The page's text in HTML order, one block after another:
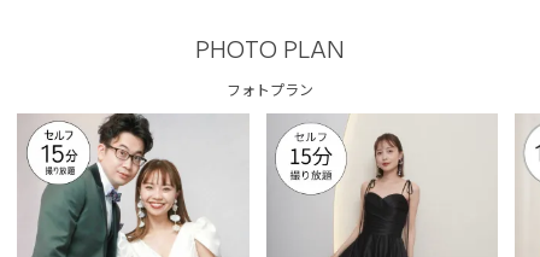
PHOTO PLAN
フォトプラン